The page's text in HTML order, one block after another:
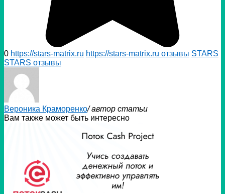
0 https://stars-matrix.ru https://stars-matrix.ru отзывы STARS
STARS отзывы
Вероника Краморенко/ автор статьи
Вам также может быть интересно